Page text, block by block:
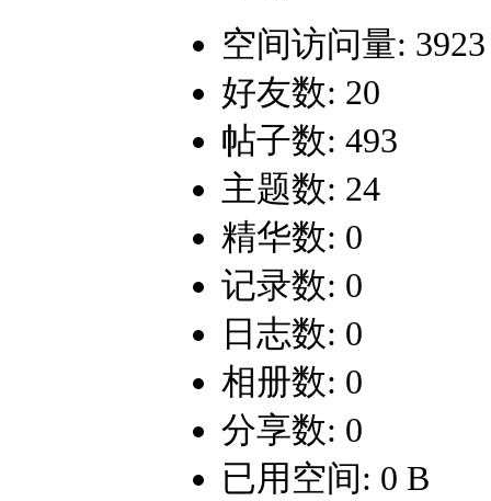
空间访问量: 3923
好友数: 20
帖子数: 493
主题数: 24
精华数: 0
记录数: 0
日志数: 0
相册数: 0
分享数: 0
已用空间: 0 B